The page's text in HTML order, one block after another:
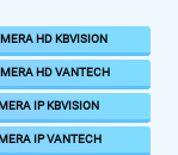
HD KBVISION
HD VANTECH
IP KBVISION
IP VANTECH